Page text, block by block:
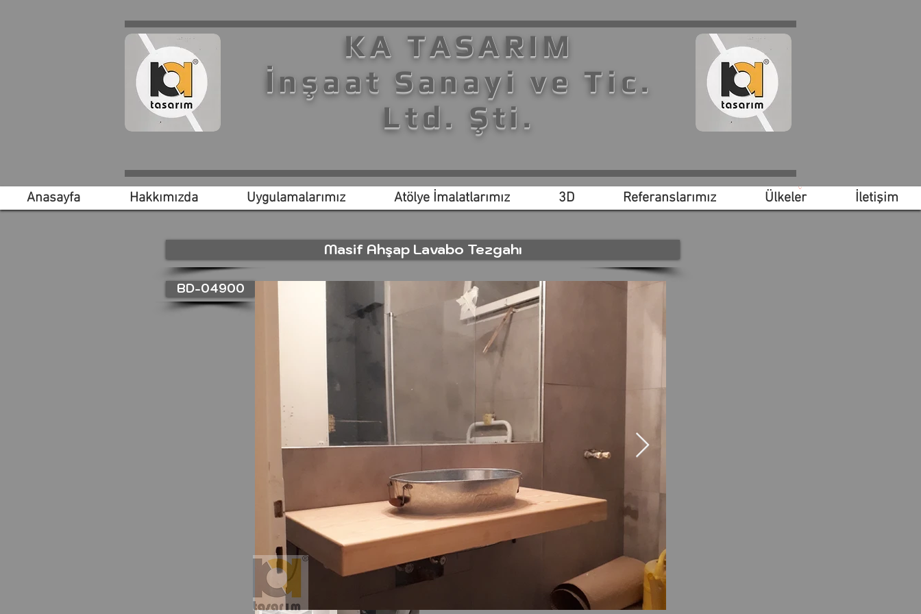
KA TASARIM
İnşaat Sanayi ve Tic.
Ltd. Şti.
Anasayfa Hakkımızda Uygulamalarımız Atölye İmalatlarımız 3D Referanslarımız Ülkeler İletişim
Masif Ahşap Lavabo Tezgahı
BD-04900